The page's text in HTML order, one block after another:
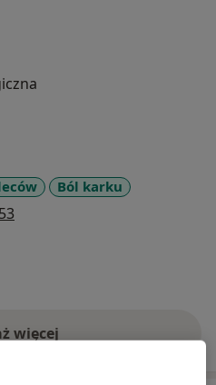
Ból karku
więcej
o doświadczeniu